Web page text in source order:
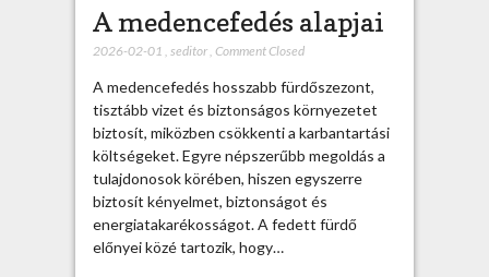
A medencefedés alapjai
2026-02-01 , seditor, Comment Closed
A medencefedés hosszabb fürdőszezont,
tisztább vizet és biztonságos környezetet
biztosít, miközben csökkenti a karbantartási
költségeket. Egyre népszerűbb megoldás a
tulajdonosok körében, hiszen egyszerre
biztosít kényelmet, biztonságot és
energiatakarékosságot. A fedett fürdő
előnyei közé tartozik, hogy…